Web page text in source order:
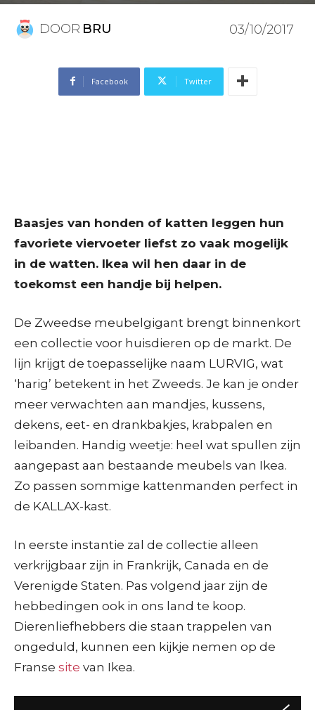
DOOR BRU 03/10/2017
Facebook Twitter
Baasjes van honden of katten leggen hun
favoriete viervoeter liefst zo vaak mogelijk
in de watten. Ikea wil hen daar in de
toekomst een handje bij helpen.
De Zweedse meubelgigant brengt binnenkort
een collectie voor huisdieren op de markt. De
lijn krijgt de toepasselijke naam LURVIG, wat
‘harig’ betekent in het Zweeds. Je kan je onder
meer verwachten aan mandjes, kussens,
dekens, eet- en drankbakjes, krabpalen en
leibanden. Handig weetje: heel wat spullen zijn
aangepast aan bestaande meubels van Ikea.
Zo passen sommige kattenmanden perfect in
de KALLAX-kast.
In eerste instantie zal de collectie alleen
verkrijgbaar zijn in Frankrijk, Canada en de
Verenigde Staten. Pas volgend jaar zijn de
hebbedingen ook in ons land te koop.
Dierenliefhebbers die staan trappelen van
ongeduld, kunnen een kijkje nemen op de
Franse site van Ikea.